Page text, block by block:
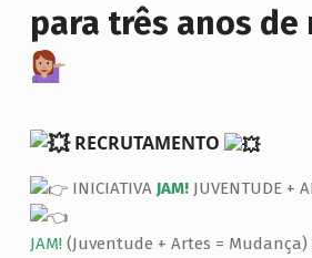
para três anos de
RECRUTAMENTO
INICIATIVA JAM!JUVENTUDE +
JAM!(Juventude + Artes = Mudança)